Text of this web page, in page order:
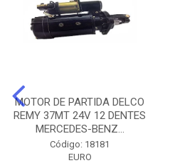
MOTOR DE PARTIDA DELCO
REMY 37MT 24V 12 DENTES
MERCEDES-BENZ...
Código: 18181
EURO